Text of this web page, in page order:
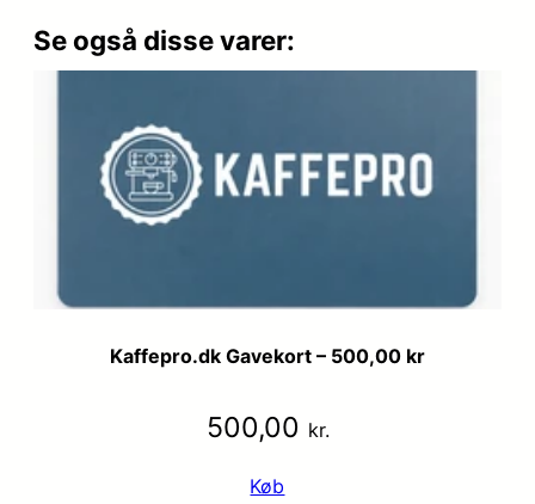
Se også disse varer:
Kaffepro.dk Gavekort – 500,00 kr
500,00 kr.
Køb